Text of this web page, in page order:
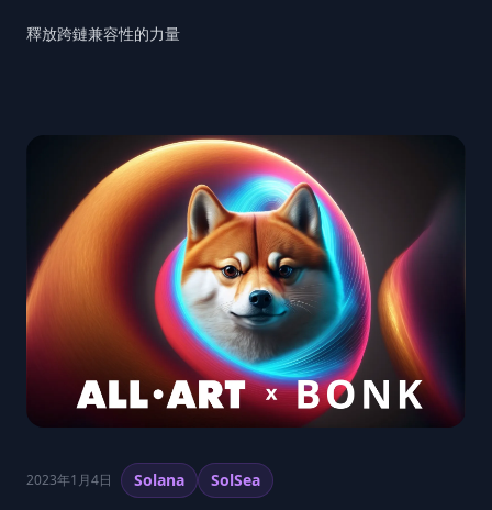
釋放跨鏈兼容性的力量
2023年1月4日 Solana SolSea